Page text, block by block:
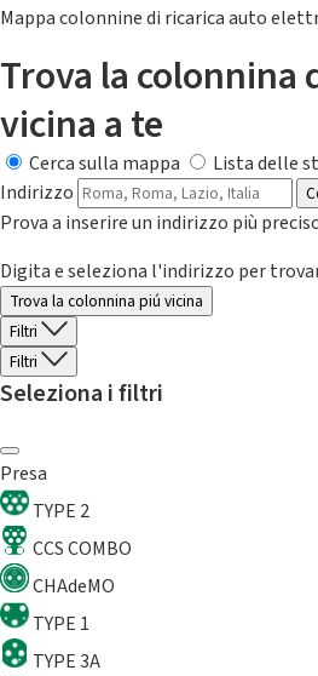
Mappa colonnine di ricarica auto
Trova la colonnina
vicina a te
Cerca sulla mappa
Lista delle
Indirizzo
Prova a inserire un indirizzo più
Digita e seleziona l'indirizzo per
Trova la colonnina piú vicina
Filtri
Filtri
Seleziona i filtri
Presa
TYPE 2
CCS COMBO
CHAdeMO
TYPE 1
TYPE 3A